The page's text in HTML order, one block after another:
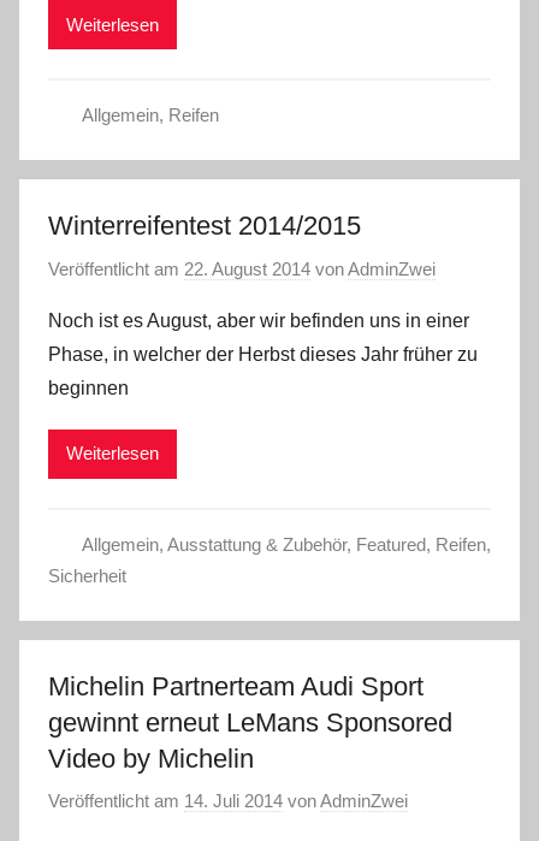
Weiterlesen
Allgemein, Reifen
Winterreifentest 2014/2015
Veröffentlicht am 22. August 2014 vonAdminZwei
Noch ist es August, aber wir befinden uns in einer
Phase, in welcher der Herbst dieses Jahr früher zu
beginnen
Weiterlesen
Allgemein, Ausstattung & Zubehör, Featured, Reifen,
Sicherheit
Michelin Partnerteam Audi Sport
gewinnt erneut LeMans Sponsored
Video by Michelin
Veröffentlicht am 14. Juli 2014 vonAdminZwei